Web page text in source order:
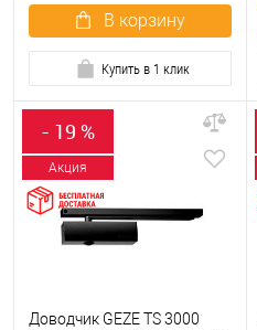
В корзину
Купить в 1 клик
- 19 %
Акция
Доводчик GEZE TS 3000